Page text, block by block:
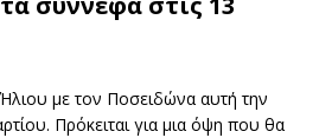
με τον Ποσειδώνα αυτή την
Πρόκειται για μια όψη που θα